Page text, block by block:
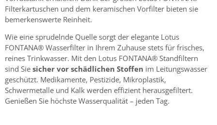
Filterkartuschen und dem keramischen Vorfilter bieten sie
bemerkenswerte Reinheit.
Wie eine sprudelnde Quelle sorgt der elegante Lotus
FONTANA® Wasserfilter in Ihrem Zuhause stets für frisches,
reines Trinkwasser. Mit den Lotus FONTANA® Standfiltern
sind Sie sicher vor schädlichen Stoffen im Leitungswasser
geschützt. Medikamente, Pestizide, Mikroplastik,
Schwermetalle und Kalk werden effizient herausgefiltert.
Genießen Sie höchste Wasserqualität – jeden Tag.